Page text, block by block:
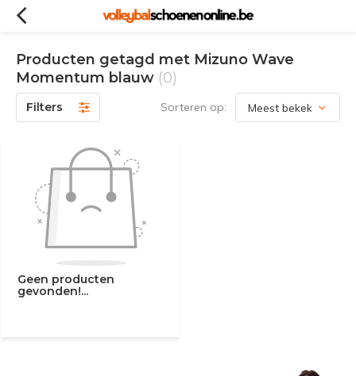
Producten getagd met Mizuno Wave
Momentum blauw (0)
Filters Sorteren op:
Geen producten
gevonden!...